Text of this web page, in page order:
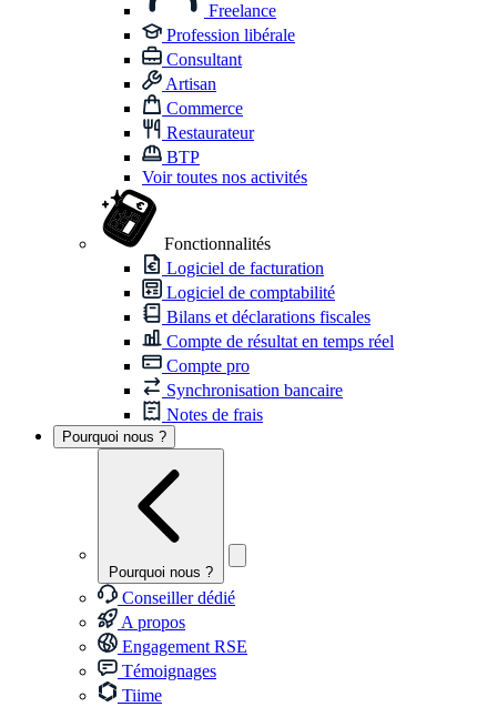
Freelance
Profession libérale
Consultant
Artisan
Commerce
Restaurateur
BTP
Voir toutes nos activités
Fonctionnalités
Logiciel de facturation
Logiciel de comptabilité
Bilans et déclarations fiscales
Compte de résultat en temps réel
Compte pro
Synchronisation bancaire
Notes de frais
Pourquoi nous ?
Pourquoi nous ?
Conseiller dédié
A propos
Engagement RSE
Témoignages
Tiime